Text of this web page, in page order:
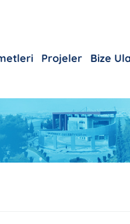
Projeler Bize